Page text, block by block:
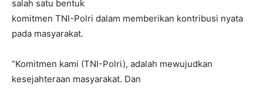
salah satu bentuk
komitmen TNI-Polri dalam memberikan kontribusi nyata
pada masyarakat.
“Komitmen kami (TNI-Polri), adalah mewujudkan
kesejahteraan masyarakat. Dan